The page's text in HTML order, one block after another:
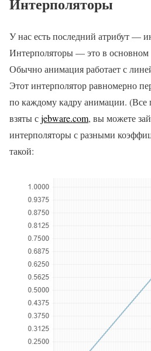
У нас есть последний атрибут —
Интерполяторы — это в основном
Обычно анимация работает с
Этот интерполятор равномерно
по каждому кадру анимации. (Все
взяты сjebware.com, вы можете
интерполяторы с разными
такой: